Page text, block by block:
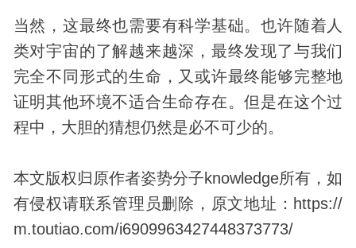
当然，这最终也需要有科学基础。也许随着人
类对宇宙的了解越来越深，最终发现了与我们
完全不同形式的生命，又或许最终能够完整地
证明其他环境不适合生命存在。但是在这个过
程中，大胆的猜想仍然是必不可少的。
本文版权归原作者姿势分子knowledge所有，如
有侵权请联系管理员删除，原文地址：https://
m.toutiao.com/i6909963427448373773/